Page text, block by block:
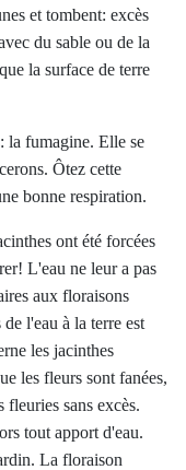
et tombent: excès
du sable ou de la
la surface de terre
la fumagine. Elle se
Ôtez cette
bonne respiration.
ont été forcées
L'eau ne leur a pas
aux floraisons
l'eau à la terre est
les jacinthes
les fleurs sont fanées,
sans excès.
tout apport d'eau.
La floraison